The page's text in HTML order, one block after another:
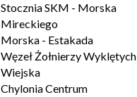
Stocznia SKM - Morska
Mireckiego
Morska - Estakada
Węzeł Żołnierzy Wyklętych
Wiejska
Chylonia Centrum